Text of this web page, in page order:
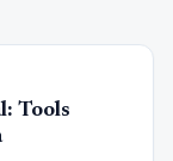
Tools